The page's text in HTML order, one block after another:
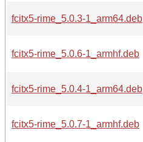
fcitx5-rime_5.0.3-1_arm64.deb
fcitx5-rime_5.0.6-1_armhf.deb
fcitx5-rime_5.0.4-1_arm64.deb
fcitx5-rime_5.0.7-1_armhf.deb